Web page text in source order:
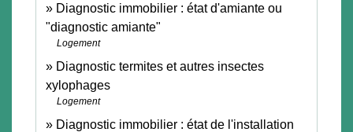
Diagnostic immobilier : état d'amiante ou
"diagnostic amiante"
Logement
Diagnostic termites et autres insectes
xylophages
Logement
Diagnostic immobilier : état de l'installation